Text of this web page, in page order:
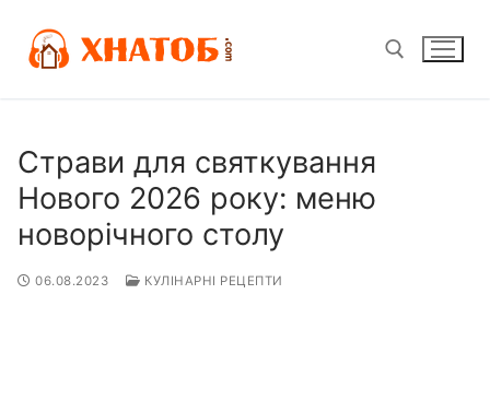
вмісту
Страви для святкування
Нового 2026 року: меню
новорічного столу
06.08.2023 КУЛІНАРНІ РЕЦЕПТИ